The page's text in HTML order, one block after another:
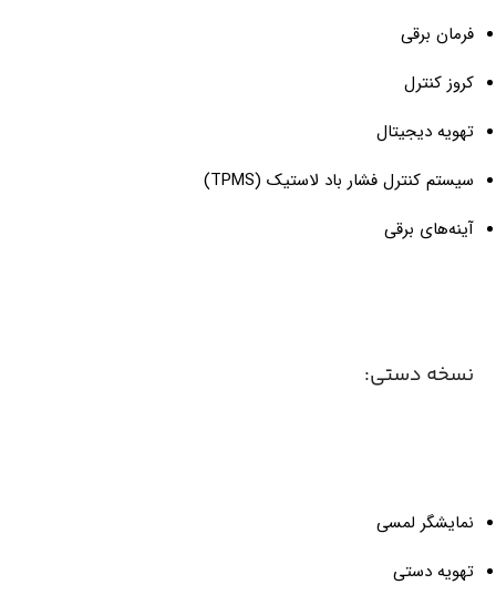
فرمان برقی
کروز کنترل
تهویه دیجیتال
سیستم کنترل فشار باد لاستیک (TPMS)
آینه‌های برقی
نسخه دستی:
نمایشگر لمسی
تهویه دستی